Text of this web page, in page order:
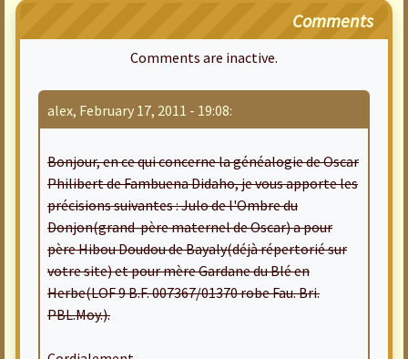
Comments
Comments are inactive.
alex, February 17, 2011 - 19:08:
Bonjour, en ce qui concerne la généalogie de Oscar
Philibert de Fambuena Didaho, je vous apporte les
précisions suivantes : Julo de l'Ombre du
Donjon(grand-père maternel de Oscar) a pour
père Hibou Doudou de Bayaly(déjà répertorié sur
votre site) et pour mère Gardane du Blé en
Herbe(LOF 9 B.F. 007367/01370 robe Fau. Bri.
PBL.Moy.).